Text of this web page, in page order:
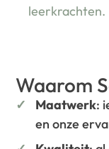
leerkrachten.
Waarom
Maatwerk:
en onze